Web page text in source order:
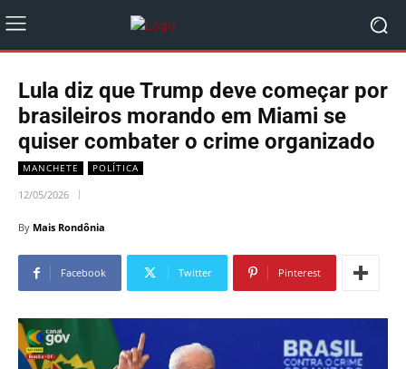
Lula diz que Trump deve começar por
brasileiros morando em Miami se
quiser combater o crime organizado
MANCHETE POLÍTICA
12/05/2026
By Mais Rondônia
Facebook Twitter Pinterest